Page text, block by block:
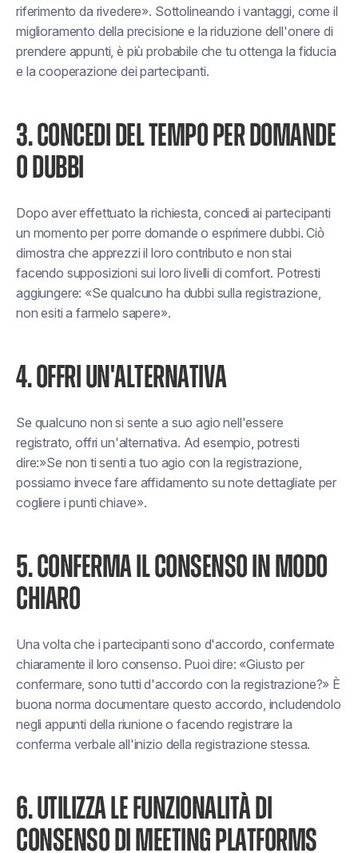
riferimento da rivedere». Sottolineando i vantaggi, come il
miglioramento della precisione e la riduzione dell'onere di
prendere appunti, è più probabile che tu ottenga la fiducia
e la cooperazione dei partecipanti.
3. CONCEDI DEL TEMPO PER DOMANDE
O DUBBI
Dopo aver effettuato la richiesta, concedi ai partecipanti
un momento per porre domande o esprimere dubbi. Ciò
dimostra che apprezzi il loro contributo e non stai
facendo supposizioni sui loro livelli di comfort. Potresti
aggiungere: «Se qualcuno ha dubbi sulla registrazione,
non esiti a farmelo sapere».
4. OFFRI UN'ALTERNATIVA
Se qualcuno non si sente a suo agio nell'essere
registrato, offri un'alternativa. Ad esempio, potresti
dire:»Se non ti senti a tuo agio con la registrazione,
possiamo invece fare affidamento su note dettagliate per
cogliere i punti chiave».
5. CONFERMA IL CONSENSO IN MODO
CHIARO
Una volta che i partecipanti sono d'accordo, confermate
chiaramente il loro consenso. Puoi dire: «Giusto per
confermare, sono tutti d'accordo con la registrazione?» È
buona norma documentare questo accordo, includendolo
negli appunti della riunione o facendo registrare la
conferma verbale all'inizio della registrazione stessa.
6. UTILIZZA LE FUNZIONALITÀ DI
CONSENSO DI MEETING PLATFORMS